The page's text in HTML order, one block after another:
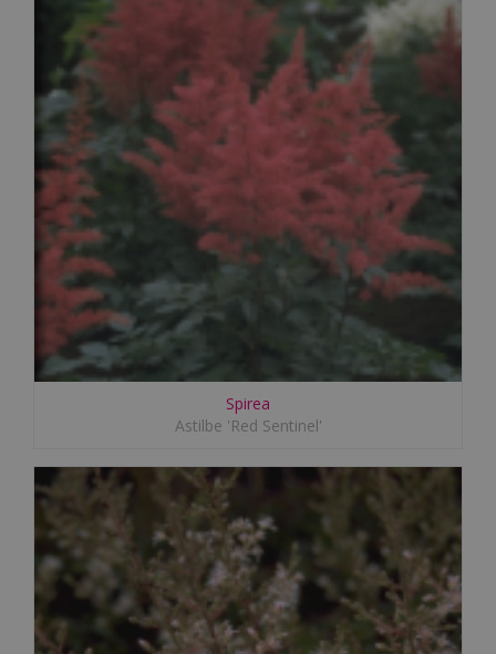
Spirea
Astilbe 'Red Sentinel'